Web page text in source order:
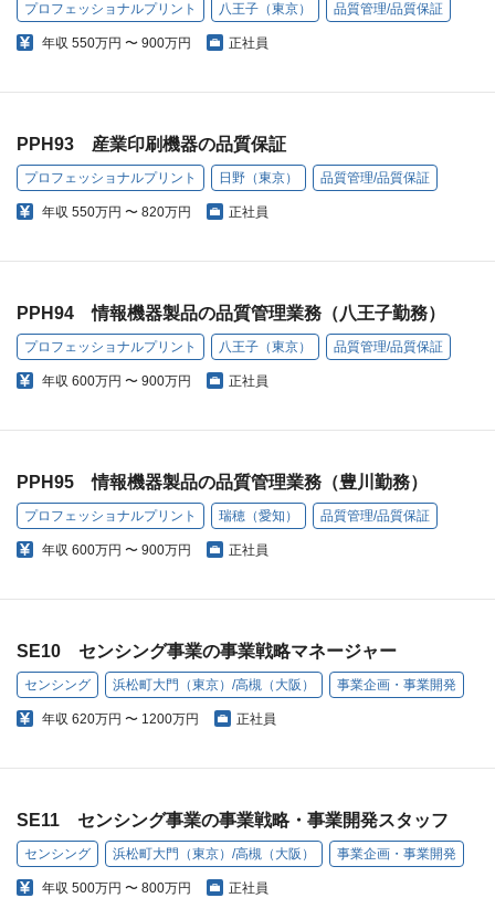
プロフェッショナルプリント 八王子（東京） 品質管理/品質保証
年収 550万円 〜 900万円 正社員
PPH93 産業印刷機器の品質保証
プロフェッショナルプリント 日野（東京） 品質管理/品質保証
年収 550万円 〜 820万円 正社員
PPH94 情報機器製品の品質管理業務（八王子勤務）
プロフェッショナルプリント 八王子（東京） 品質管理/品質保証
年収 600万円 〜 900万円 正社員
PPH95 情報機器製品の品質管理業務（豊川勤務）
プロフェッショナルプリント 瑞穂（愛知） 品質管理/品質保証
年収 600万円 〜 900万円 正社員
SE10 センシング事業の事業戦略マネージャー
センシング 浜松町大門（東京）/高槻（大阪） 事業企画・事業開発
年収 620万円 〜 1200万円 正社員
SE11 センシング事業の事業戦略・事業開発スタッフ
センシング 浜松町大門（東京）/高槻（大阪） 事業企画・事業開発
年収 500万円 〜 800万円 正社員